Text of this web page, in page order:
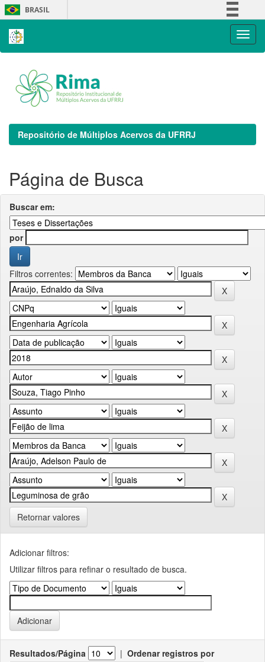
Skip
navigation
BRASIL
Repositório de Múltiplos Acervos da UFRRJ
Página de Busca
Buscar em:
por
Filtros correntes:
Retornar valores
Adicionar filtros:
Utilizar filtros para refinar o resultado de busca.
Resultados/Página | Ordenar registros por